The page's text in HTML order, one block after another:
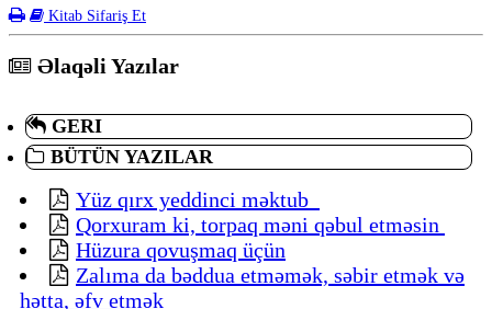
Kitab Sifariş Et
Əlaqəli Yazılar
GERI
BÜTÜN YAZILAR
Yüz qırx yeddinci məktub
Qorxuram ki, torpaq məni qəbul etməsin
Hüzura qovuşmaq üçün
Zalıma da bəddua etməmək, səbir etmək və
hətta, əfv etmək